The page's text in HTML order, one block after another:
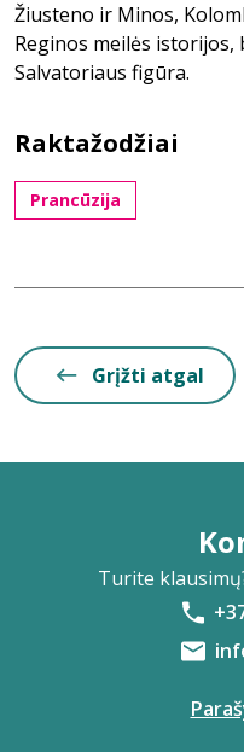
Žiusteno ir Minos,
Reginos meilės
Salvatoriaus figūra.
Raktažodžiai
Prancūzija
Grįžti atgal
Turite